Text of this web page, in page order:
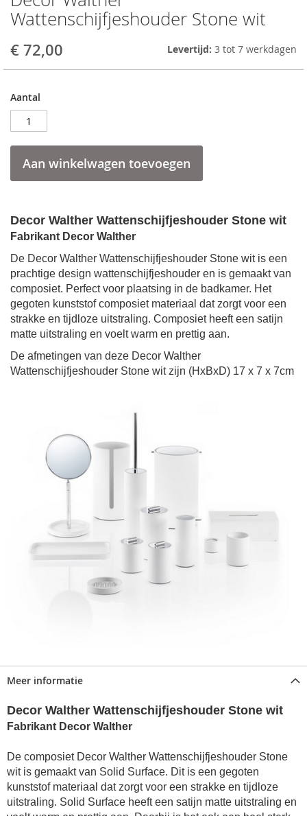
Wattenschijfjeshouder Stone wit
€ 72,00 Levertijd: 3 tot 7 werkdagen
Aantal
Aan winkelwagen toevoegen
Decor Walther Wattenschijfjeshouder Stone wit
Fabrikant Decor Walther
De Decor Walther Wattenschijfjeshouder Stone wit is een
prachtige design wattenschijfjeshouder en is gemaakt van
composiet. Perfect voor plaatsing in de badkamer. Het
gegoten kunststof composiet materiaal dat zorgt voor een
strakke en tijdloze uitstraling. Composiet heeft een satijn
matte uitstraling en voelt warm en prettig aan.
De afmetingen van deze Decor Walther
Wattenschijfjeshouder Stone wit zijn (HxBxD) 17 x 7 x 7cm
to
the
of
gallery
Meer informatie
Decor Walther Wattenschijfjeshouder Stone wit
Fabrikant Decor Walther
De composiet Decor Walther Wattenschijfjeshouder Stone
wit is gemaakt van Solid Surface. Dit is een gegoten
kunststof materiaal dat zorgt voor een strakke en tijdloze
uitstraling. Solid Surface heeft een satijn matte uitstraling en